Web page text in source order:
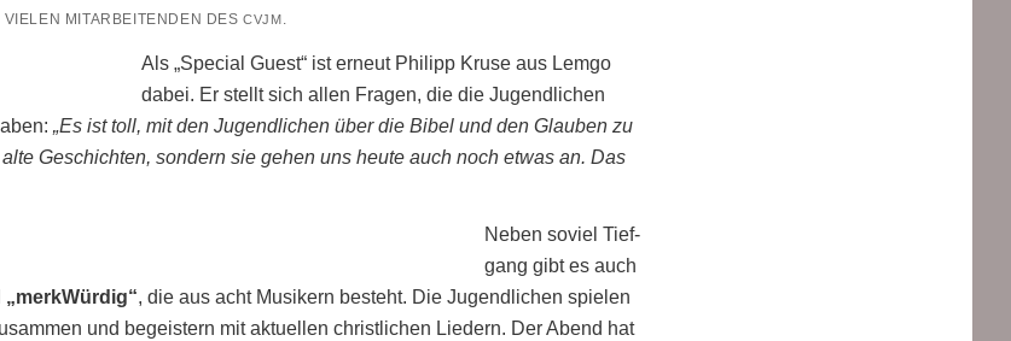
VIE­LEN MIT­AR­BEI­TEN­DEN DESCVJM.
Als „Spe­cial Guest“ ist erneut Phil­ipp Kru­se aus Lem­go
dabei. Er stellt sich allen Fra­gen, die die Jugend­li­chen
„Es ist toll, mit den Jugend­li­chen über die Bibel und den Glau­ben zu
Geschich­ten, son­dern sie gehen uns heu­te auch noch etwas an. Das
Neben soviel Tief­
gang gibt es auch
„merk­Wür­dig“, die aus acht Musi­kern besteht. Die Jugend­li­chen spie­len
und begeis­tern mit aktu­el­len christ­li­chen Lie­dern. Der Abend hat